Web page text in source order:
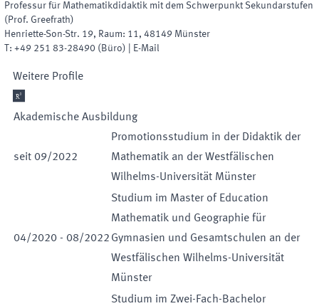
Professur für Mathematikdidaktik mit dem Schwerpunkt Sekundarstufen
(Prof. Greefrath)
Henriette-Son-Str. 19, Raum: 11, 48149 Münster
T: +49 251 83-28490 ( Büro) E-Mail
Weitere Profile

Akademische Ausbildung
seit 09/2022
Promotionsstudium in der Didaktik der
Mathematik an der Westfälischen
Wilhelms-Universität Münster
04/2020 - 08/2022
Studium im Master of Education
Mathematik und Geographie für
Gymnasien und Gesamtschulen an der
Westfälischen Wilhelms-Universität
Münster
Studium im Zwei-Fach-Bachelor